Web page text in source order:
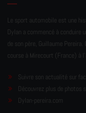
Le sport automobile est une
Dylan a commencé à conduire
de son père, Guillaume
course à Mirecourt (France) à
Suivre son actualité sur
Découvrez plus de photos
Dylan-pereira.com